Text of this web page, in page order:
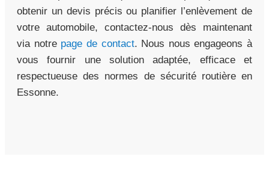
obtenir un devis précis ou planifier l’enlèvement de
votre automobile, contactez-nous dès maintenant
via notre page de contact. Nous nous engageons à
vous fournir une solution adaptée, efficace et
respectueuse des normes de sécurité routière en
Essonne.